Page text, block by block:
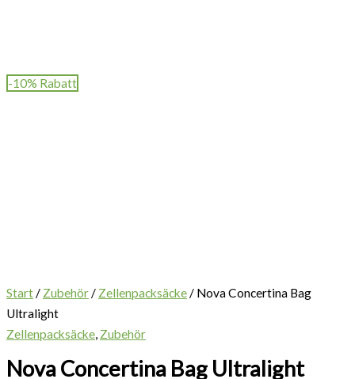
-10% Rabatt
Start/ Zubehör/ Zellenpacksäcke/ Nova Concertina Bag
Ultralight
Zellenpacksäcke, Zubehör
Nova Concertina Bag Ultralight